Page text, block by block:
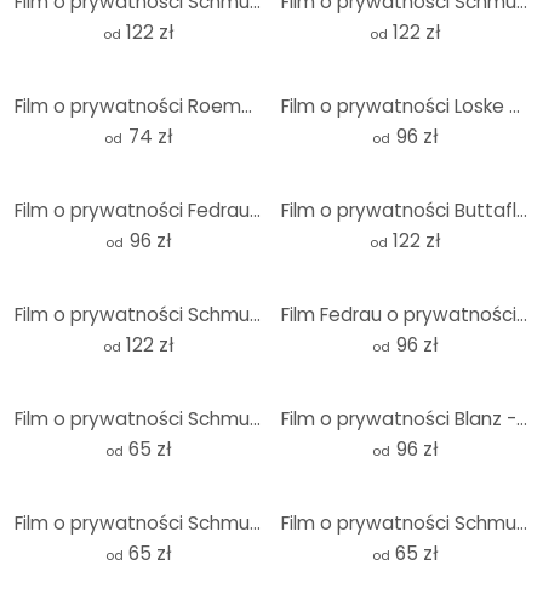
od 122 zł od 122 zł
Film o prywatności Roemmelt - Widok z Reinebringen - Panorama
od 74 zł
Film o prywatności Loske - Coffee Time
od 96 zł
Film o prywatności Fedrau - Opportunity 03
od 96 zł
Film o prywatności Buttafly - Czaszka
od 122 zł
Film o prywatności Schmucker - Widok miasta - Panorama
od 122 zł
Film Fedrau o prywatności - Opportunity 07 - Panorama
od 96 zł
Film o prywatności Schmucker - Wiosna w Eistobel
od 65 zł
Film o prywatności Blanz - W dżungli
od 96 zł
Film o prywatności Schmuckera - Tango
od 65 zł
Film o prywatności Schmucker - wiśnie
od 65 zł